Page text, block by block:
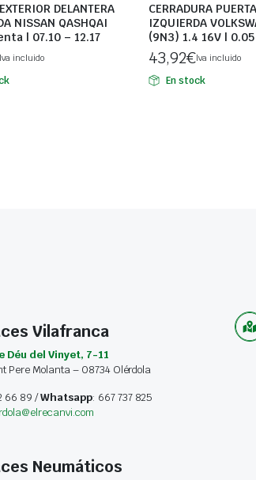
DELANTERA
NISSAN QASHQAI
| 07.10 – 12.17
incluido
CERRADURA
IZQUIERDA
(9N3) 1.4 16V |
43,92€Iva incluido
En stock
Vilafranca
Déu del Vinyet, 7-11
Pere Molanta – 08734 Olérdola
66 89 /Whatsapp: 667 737 825
Neumáticos